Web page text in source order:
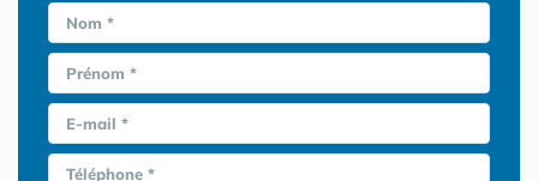
Nom *
Prénom *
E-mail *
Téléphone *